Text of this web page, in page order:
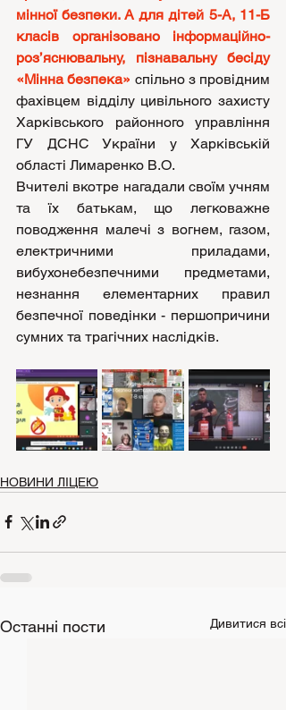
мінної безпеки. А для дітей 5-А, 11-Б
класів організовано інформаційно-
роз’яснювальну, пізнавальну бесіду
«Мінна безпека» спільно з провідним
фахівцем відділу цивільного захисту
Харківського районного управління
ГУ ДСНС України у Харківській
області Лимаренко В.О.
Вчителі вкотре нагадали своїм учням
та їх батькам, що легковажне
поводження малечі з вогнем, газом,
електричними приладами,
вибухонебезпечними предметами,
незнання елементарних правил
безпечної поведінки - першопричини
сумних та трагічних наслідків.
НОВИНИ ЛІЦЕЮ
Останні пости Дивитися всі